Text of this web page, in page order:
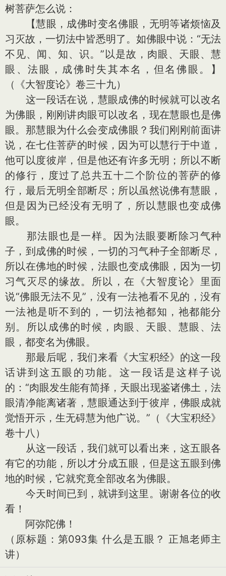
树菩萨怎么说：
【慧眼，成佛时变名佛眼，无明等诸烦恼及
习灭故，一切法中皆悉明了。如佛眼中说：“无法
不见、闻、知、识。”以是故，肉眼、天眼、慧
眼、法眼，成佛时失其本名，但名佛眼。】
（《大智度论》卷三十九）
这一段话在说，慧眼成佛的时候就可以改名
为佛眼，刚刚讲肉眼可以改名，现在慧眼也是佛
眼。那慧眼为什么会变成佛眼？我们刚刚前面讲
说，在七住菩萨的时候，因为可以慧行于中道，
他可以度彼岸，但是他还有许多无明；所以不断
的修行，度过了总共五十二个阶位的菩萨的修
行，最后无明全部断尽；所以虽然说佛有慧眼，
但是因为已经没有无明了，所以慧眼也变成佛
眼。
那法眼也是一样。因为法眼要断除习气种
子，到成佛的时候，一切的习气种子全部断尽，
所以在佛地的时候，法眼也变成佛眼，因为一切
习气灭尽的缘故。所以，在《大智度论》里面
说“佛眼无法不见”，没有一法祂看不见的，没有
一法祂是听不到的，一切法祂都知，祂都能分
别。所以成佛的时候，肉眼、天眼、慧眼、法
眼，都变名为佛眼。
那最后呢，我们来看《大宝积经》的这一段
话讲到这五眼的功能。这一段话是这样子说
的：“肉眼发生能有简择，天眼出现鉴诸佛土，法
眼清净能离诸著，慧眼通达到于彼岸，佛眼成就
觉悟开示，生无碍慧为他广说。”（《大宝积经》
卷十八）
从这一段话，我们就可以看出来，这五眼各
有它的功能，所以才分成五眼，但是这五眼到佛
地的时候，它就究竟全部改名为佛眼。
今天时间已到，就讲到这里。谢谢各位的收
看！
阿弥陀佛！
（原标题：第093集 什么是五眼？ 正旭老师主
讲）